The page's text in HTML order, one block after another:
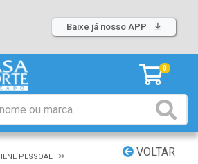
Baixe já nosso APP
0
VOLTAR
PESSOAL